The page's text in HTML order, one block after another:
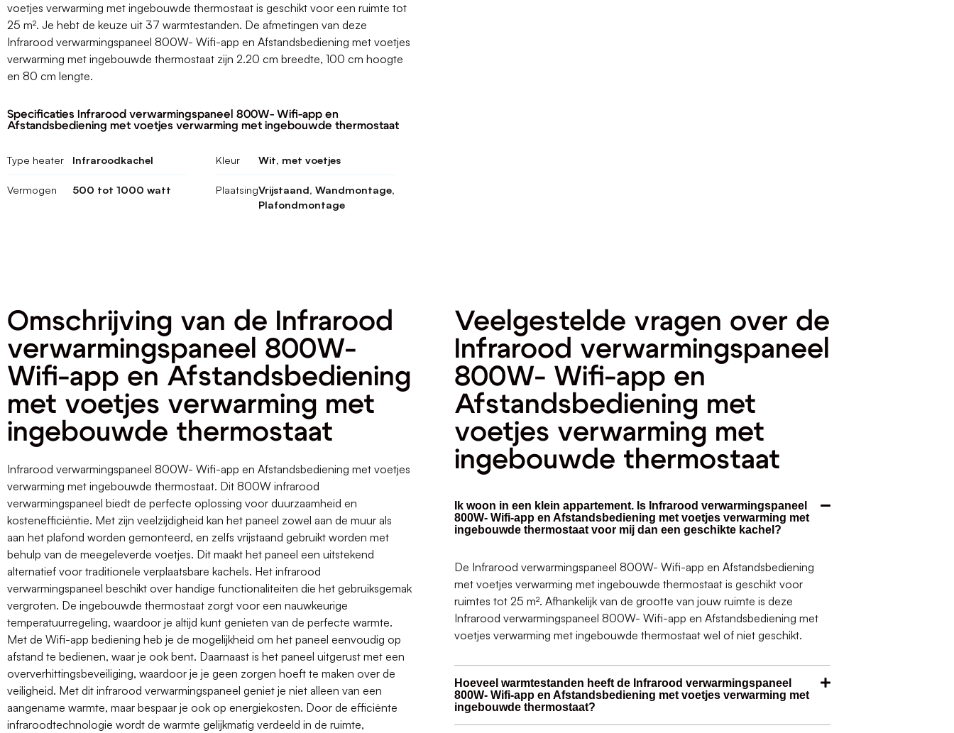
voetjes verwarming met ingebouwde thermostaat is geschikt voor een ruimte tot
25 m². Je hebt de keuze uit 37 warmtestanden. De afmetingen van deze
Infrarood verwarmingspaneel 800W- Wifi-app en Afstandsbediening met voetjes
verwarming met ingebouwde thermostaat zijn 2.20 cm breedte, 100 cm hoogte
en 80 cm lengte.
Specificaties Infrarood verwarmingspaneel 800W- Wifi-app en
Afstandsbediening met voetjes verwarming met ingebouwde thermostaat
Type heater Infraroodkachel
Vermogen 500 tot 1000 watt
Kleur Wit, met voetjes
PlaatsingVrijstaand, Wandmontage,
Plafondmontage
Omschrijving van de Infrarood
verwarmingspaneel 800W-
Wifi-app en Afstandsbediening
met voetjes verwarming met
ingebouwde thermostaat
Infrarood verwarmingspaneel 800W- Wifi-app en Afstandsbediening met voetjes
verwarming met ingebouwde thermostaat. Dit 800W infrarood
verwarmingspaneel biedt de perfecte oplossing voor duurzaamheid en
kostenefficiëntie. Met zijn veelzijdigheid kan het paneel zowel aan de muur als
aan het plafond worden gemonteerd, en zelfs vrijstaand gebruikt worden met
behulp van de meegeleverde voetjes. Dit maakt het paneel een uitstekend
alternatief voor traditionele verplaatsbare kachels. Het infrarood
verwarmingspaneel beschikt over handige functionaliteiten die het gebruiksgemak
vergroten. De ingebouwde thermostaat zorgt voor een nauwkeurige
temperatuurregeling, waardoor je altijd kunt genieten van de perfecte warmte.
Met de Wifi-app bediening heb je de mogelijkheid om het paneel eenvoudig op
afstand te bedienen, waar je ook bent. Daarnaast is het paneel uitgerust met een
oververhittingsbeveiliging, waardoor je je geen zorgen hoeft te maken over de
veiligheid. Met dit infrarood verwarmingspaneel geniet je niet alleen van een
aangename warmte, maar bespaar je ook op energiekosten. Door de efficiënte
infraroodtechnologie wordt de warmte gelijkmatig verdeeld in de ruimte,
Veelgestelde vragen over de
Infrarood verwarmingspaneel
800W- Wifi-app en
Afstandsbediening met
voetjes verwarming met
ingebouwde thermostaat
Ik woon in een klein appartement. Is Infrarood verwarmingspaneel
800W- Wifi-app en Afstandsbediening met voetjes verwarming met
ingebouwde thermostaat voor mij dan een geschikte kachel?
De Infrarood verwarmingspaneel 800W- Wifi-app en Afstandsbediening
met voetjes verwarming met ingebouwde thermostaat is geschikt voor
ruimtes tot 25 m². Afhankelijk van de grootte van jouw ruimte is deze
Infrarood verwarmingspaneel 800W- Wifi-app en Afstandsbediening met
voetjes verwarming met ingebouwde thermostaat wel of niet geschikt.
Hoeveel warmtestanden heeft de Infrarood verwarmingspaneel
800W- Wifi-app en Afstandsbediening met voetjes verwarming met
ingebouwde thermostaat?